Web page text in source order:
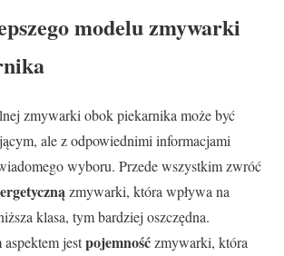
modelu zmywarki
zmywarki obok piekarnika może być
ale z odpowiednimi informacjami
wyboru. Przede wszystkim zwróć
zmywarki, która wpływa na
klasa, tym bardziej oszczędna.
jestpojemnośćzmywarki, która